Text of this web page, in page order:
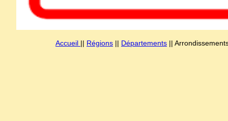
Accueil || Régions || Départements ||